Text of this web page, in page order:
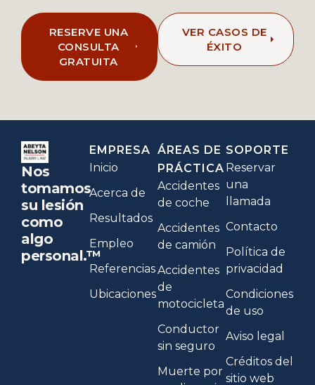
RESERVE UNA
CONSULTA
GRATUITA
VER CASOS DE
ÉXITO
Nos
tomamos
su lesión
como
algo
personal.™
EMPRESA
Inicio
Acerca de
Resultados
Empleo
Referencias
Ubicaciones
ÁREAS DE
PRÁCTICA
Accidentes
de coche
Accidentes
de camión
Accidentes
de
motocicleta
Conductor
sin seguro
Muerte por
SOPORTE
Reservar
una
llamada
Contacto
Política de
privacidad
Condiciones
de uso
Aviso legal
Créditos del
sitio web